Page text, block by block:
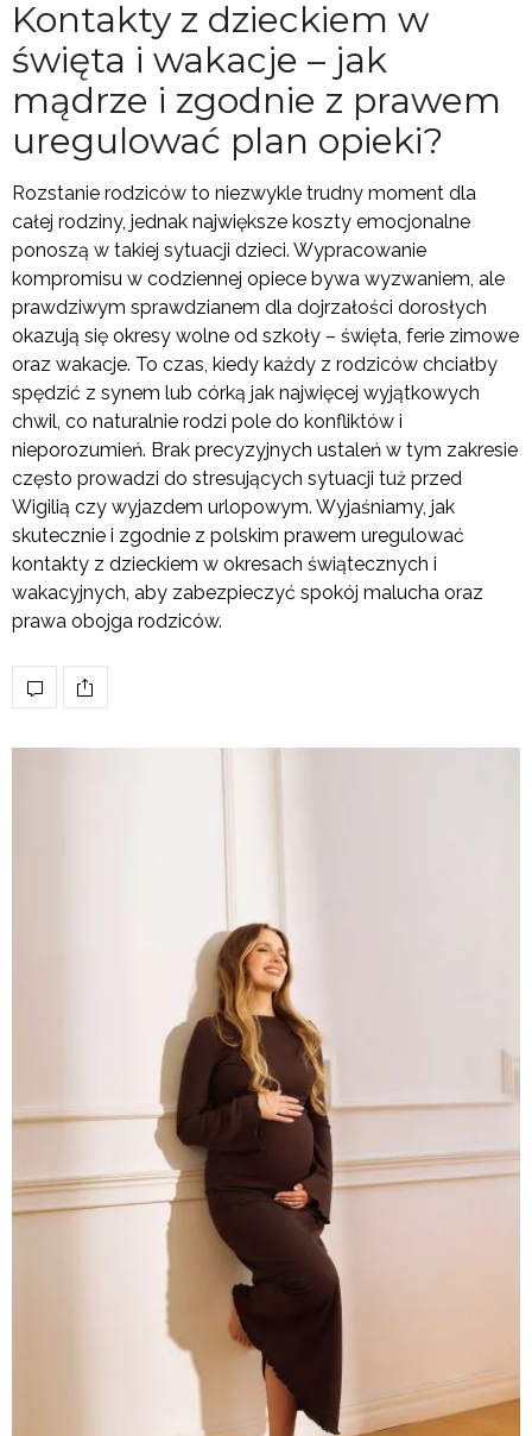
Kontakty z dzieckiem w
święta i wakacje – jak
mądrze i zgodnie z prawem
uregulować plan opieki?
Rozstanie rodziców to niezwykle trudny moment dla
całej rodziny, jednak największe koszty emocjonalne
ponoszą w takiej sytuacji dzieci. Wypracowanie
kompromisu w codziennej opiece bywa wyzwaniem, ale
prawdziwym sprawdzianem dla dojrzałości dorosłych
okazują się okresy wolne od szkoły – święta, ferie zimowe
oraz wakacje. To czas, kiedy każdy z rodziców chciałby
spędzić z synem lub córką jak najwięcej wyjątkowych
chwil, co naturalnie rodzi pole do konfliktów i
nieporozumień. Brak precyzyjnych ustaleń w tym zakresie
często prowadzi do stresujących sytuacji tuż przed
Wigilią czy wyjazdem urlopowym. Wyjaśniamy, jak
skutecznie i zgodnie z polskim prawem uregulować
kontakty z dzieckiem w okresach świątecznych i
wakacyjnych, aby zabezpieczyć spokój malucha oraz
prawa obojga rodziców.